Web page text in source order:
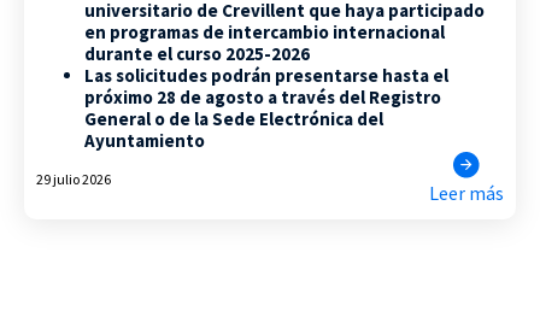
universitario de Crevillent que haya participado
en programas de intercambio internacional
durante el curso 2025-2026
Las solicitudes podrán presentarse hasta el
próximo 28 de agosto a través del Registro
General o de la Sede Electrónica del
Ayuntamiento
29 julio 2026
Leer más